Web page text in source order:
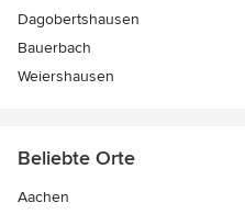
Dagobertshausen
Bauerbach
Weiershausen
Beliebte Orte
Aachen